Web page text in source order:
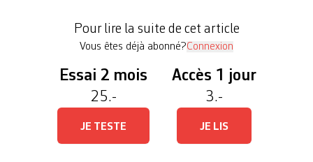
quasi gratuite? […]
Pour lire la suite de cet article
Vous êtes déjà abonné?Connexion
Essai 2 mois
25.-
JE TESTE
Accès 1 jour
3.-
JE LIS